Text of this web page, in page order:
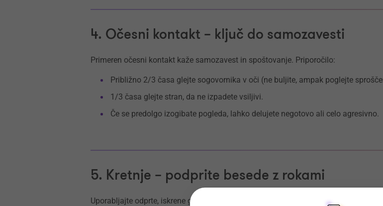
4. Očesni kontakt – ključ do samozavesti
Primeren očesni kontakt kaže samozavest in spoštovanje. Priporočilo:
Približno 2/3 časa glejte sogovornika v oči (ne buljite, ampak poglejte
1/3 časa glejte stran, da ne izpadete vsiljivi.
Če se predolgo izogibate pogleda, lahko delujete negotovo ali celo agresivno.
5. Kretnje – podprite besede z rokami
Uporabljajte odprte, iskrene geste, da okrepite svoje sporočilo. Izogibajte se